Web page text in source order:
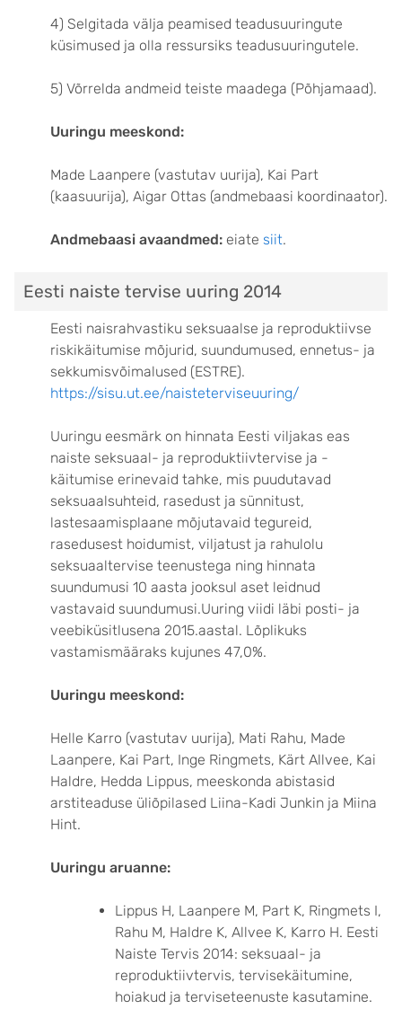
4) Selgitada välja peamised teadusuuringute
küsimused ja olla ressursiks teadusuuringutele.
5) Võrrelda andmeid teiste maadega (Põhjamaad).
Uuringu meeskond:
Made Laanpere (vastutav uurija), Kai Part
(kaasuurija), Aigar Ottas (andmebaasi koordinaator).
Andmebaasi avaandmed: eiate siit.
Eesti naiste tervise uuring 2014
Eesti naisrahvastiku seksuaalse ja reproduktiivse
riskikäitumise mõjurid, suundumused, ennetus- ja
sekkumisvõimalused (ESTRE).
https://sisu.ut.ee/naisteterviseuuring/
Uuringu eesmärk on hinnata Eesti viljakas eas
naiste seksuaal- ja reproduktiivtervise ja -
käitumise erinevaid tahke, mis puudutavad
seksuaalsuhteid, rasedust ja sünnitust,
lastesaamisplaane mõjutavaid tegureid,
rasedusest hoidumist, viljatust ja rahulolu
seksuaaltervise teenustega ning hinnata
suundumusi 10 aasta jooksul aset leidnud
vastavaid suundumusi.Uuring viidi läbi posti- ja
veebiküsitlusena 2015.aastal. Lõplikuks
vastamismääraks kujunes 47,0%.
Uuringu meeskond:
Helle Karro (vastutav uurija), Mati Rahu, Made
Laanpere, Kai Part, Inge Ringmets, Kärt Allvee, Kai
Haldre, Hedda Lippus, meeskonda abistasid
arstiteaduse üliõpilased Liina-Kadi Junkin ja Miina
Hint.
Uuringu aruanne:
Lippus H, Laanpere M, Part K, Ringmets I,
Rahu M, Haldre K, Allvee K, Karro H. Eesti
Naiste Tervis 2014: seksuaal- ja
reproduktiivtervis, tervisekäitumine,
hoiakud ja terviseteenuste kasutamine.